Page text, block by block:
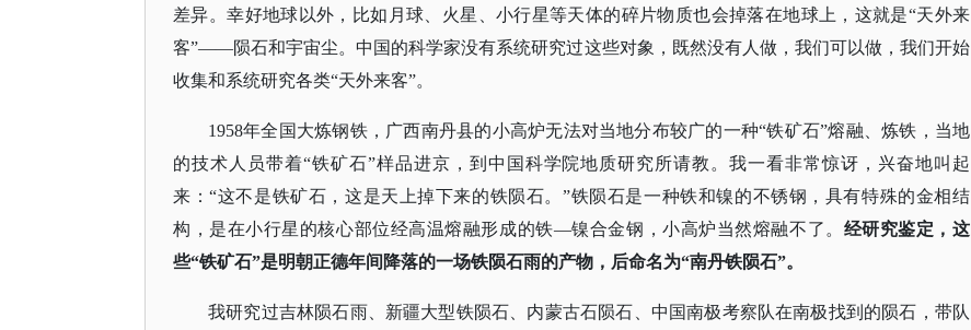
差异。幸好地球以外，比如月球、火星、小行星等天体的碎片物质也会掉落在地球上，这就是“天外来
客”——陨石和宇宙尘。中国的科学家没有系统研究过这些对象，既然没有人做，我们可以做，我们开始
收集和系统研究各类“天外来客”。
1958年全国大炼钢铁，广西南丹县的小高炉无法对当地分布较广的一种“铁矿石”熔融、炼铁，当地
的技术人员带着“铁矿石”样品进京，到中国科学院地质研究所请教。我一看非常惊讶，兴奋地叫起
来：“这不是铁矿石，这是天上掉下来的铁陨石。”铁陨石是一种铁和镍的不锈钢，具有特殊的金相结
构，是在小行星的核心部位经高温熔融形成的铁—镍合金钢，小高炉当然熔融不了。 经研究鉴定，这
些“铁矿石”是明朝正德年间降落的一场铁陨石雨的产物，后命名为“南丹铁陨石”。
我研究过吉林陨石雨、新疆大型铁陨石、内蒙古石陨石、中国南极考察队在南极找到的陨石，带队